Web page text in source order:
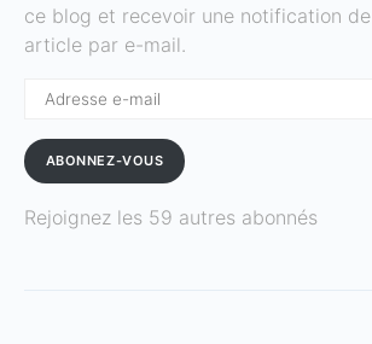
ce blog et recevoir une notification
article par e-mail.
ABONNEZ-VOUS
Rejoignez les 59 autres abonnés